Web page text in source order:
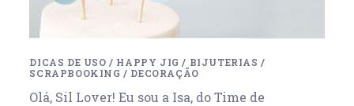
DICAS DE USO / HAPPY JIG / BIJUTERIAS /
SCRAPBOOKING / DECORAÇÃO
Olá, Sil Lover! Eu sou a Isa, do Time de